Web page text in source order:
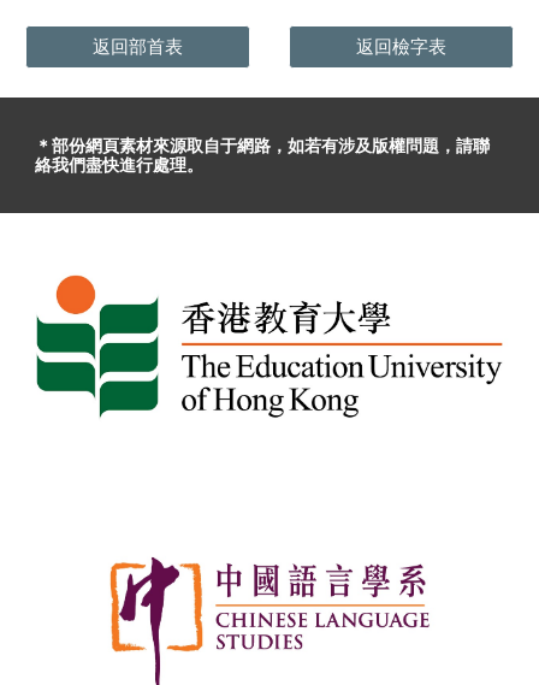
返回部首表 返回檢字表
＊部份網頁素材來源取自于網路，如若有涉及版權問題 ，請聯
絡我們盡快進行處理。